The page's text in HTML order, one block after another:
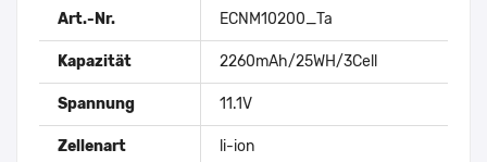
Art.-Nr. ECNM10200_Ta
Kapazität 2260mAh/25WH/3Cell
Spannung 11.1V
Zellenart li-ion